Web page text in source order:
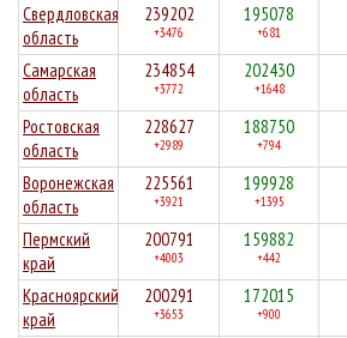
Свердловская
область
239202
+3476
195078
+681
Самарская
область
234854
+3772
202430
+1648
Ростовская
область
228627
+2989
188750
+794
Воронежская
область
225561
+3921
199928
+1395
Пермский
край
200791
+4003
159882
+442
Красноярский
край
200291
+3653
172015
+900